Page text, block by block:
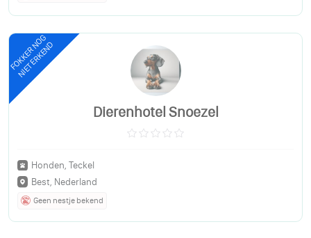
FOKKER NOG
NIET ERKEND
Dierenhotel Snoezel
Honden, Teckel
Best, Nederland
Geen nestje bekend